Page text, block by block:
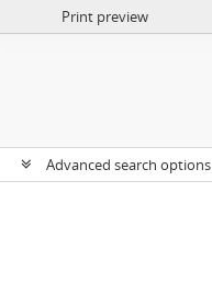
Print preview
Advanced search options